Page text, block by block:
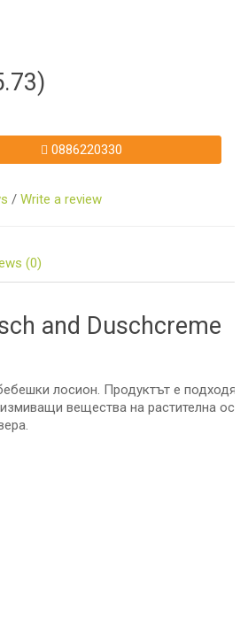
0886220330
/ Write a review
(0)
and Duschcreme
лосион. Продуктът е подходящ
вещества на растителна